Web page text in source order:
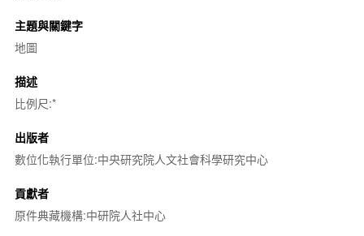
主題與關鍵字
地圖
描述
比例尺:*
出版者
數位化執行單位:中央研究院人文社會科學研究中心
貢獻者
原件典藏機構:中研院人社中心